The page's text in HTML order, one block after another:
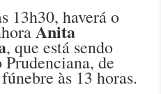
13h30, haverá o
Anita
, que está sendo
de
às 13 horas.